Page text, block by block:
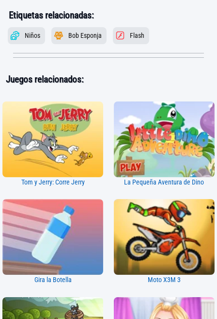
Etiquetas relacionadas:
Niños Bob Esponja Flash
Juegos relacionados:
Tom y Jerry: Corre Jerry La Pequeña Aventura de Dino
Gira la Botella Moto X3M 3